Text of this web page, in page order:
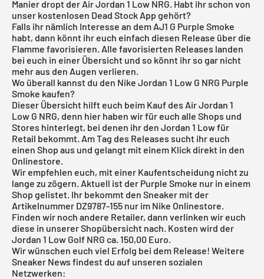
Manier dropt der Air Jordan 1 Low NRG. Habt ihr schon von
unser kostenlosen Dead Stock App gehört?
Falls ihr nämlich Interesse an dem AJ1 G Purple Smoke
habt, dann könnt ihr euch einfach diesen Release über die
Flamme favorisieren. Alle favorisierten Releases landen
bei euch in einer Übersicht und so könnt ihr so gar nicht
mehr aus den Augen verlieren.
Wo überall kannst du den Nike Jordan 1 Low G NRG Purple
Smoke kaufen?
Dieser Übersicht hilft euch beim Kauf des Air Jordan 1
Low G NRG, denn hier haben wir für euch alle Shops und
Stores hinterlegt, bei denen ihr den Jordan 1 Low für
Retail bekommt. Am Tag des Releases sucht ihr euch
einen Shop aus und gelangt mit einem Klick direkt in den
Onlinestore.
Wir empfehlen euch, mit einer Kaufentscheidung nicht zu
lange zu zögern. Aktuell ist der Purple Smoke nur in einem
Shop gelistet. Ihr bekommt den Sneaker mit der
Artikelnummer DZ9787-155 nur im Nike Onlinestore.
Finden wir noch andere Retailer, dann verlinken wir euch
diese in unsererShopübersicht nach. Kosten wird der
Jordan 1 Low Golf NRG ca. 150,00 Euro.
Wir wünschen euch viel Erfolg bei dem Release! Weitere
Sneaker News findest du auf unseren sozialen
Netzwerken: